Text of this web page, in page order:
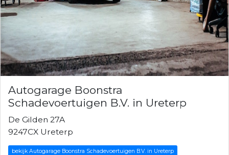
Autogarage Boonstra
Schadevoertuigen B.V. in Ureterp
De Gilden 27A
9247CX Ureterp
bekijk Autogarage Boonstra Schadevoertuigen B.V. in Ureterp